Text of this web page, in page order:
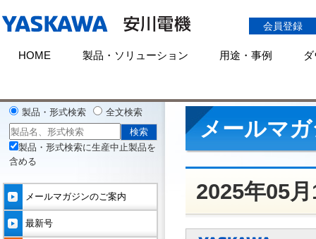
会員登録
HOME 製品・ソリューション 用途・事例
メールマ
2025年05
製品・形式検索 全文検索
製品・形式検索に生産中止製品を
含める
メールマガジンのご案内
最新号